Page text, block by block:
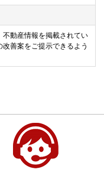
不動産情報を掲載されてい
善案をご提示できるよう